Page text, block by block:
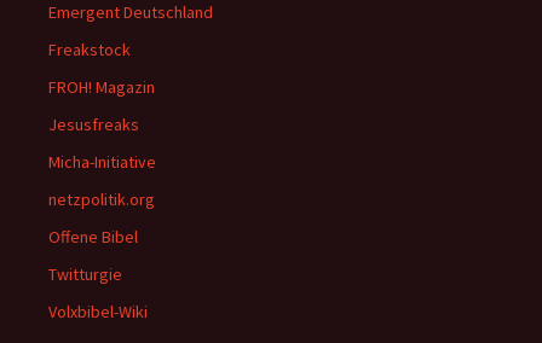
Emergent Deutschland
Freakstock
FROH! Magazin
Jesusfreaks
Micha-Initiative
netzpolitik.org
Offene Bibel
Twitturgie
Volxbibel-Wiki